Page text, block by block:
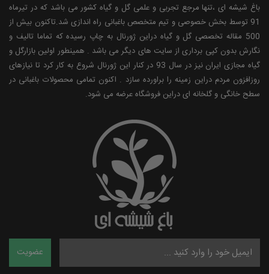
باغ شیشه ای ،تنها مرجع تجربی و علمی گل و گیاه کشور می باشد که در تیرماه
91 توسط بخش خصوصی و تیم متخصص باغبانی راه اندازی شد.تاکنون بیش از
500 مقاله تخصصی گل و گیاه دراین ژورنال به چاپ رسیده که تماما تالیف و
نگارش بدون کپی برداری از سایت های دیگر می باشد . همینطور اولین بازارگل و
گیاه مجازی ایران نیز در سال 93 در کنار این ژورنال شروع به کار کرد تا نیازهای
روزافزون مردم دراین زمینه را براورده سازد . اکنون تمامی محصولات باغبانی در
سطح خانگی و گلخانه ای دراین فروشگاه عرضه می شود.